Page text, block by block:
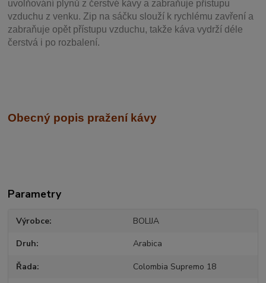
uvolňování plynů z čerstvé kávy a zabraňuje přístupu
vzduchu z venku. Zip na sáčku slouží k rychlému zavření a
zabraňuje opět přístupu vzduchu, takže káva vydrží déle
čerstvá i po rozbalení.
Obecný popis pražení kávy
Parametry
Výrobce BOLIJA
Druh Arabica
Řada Colombia Supremo 18